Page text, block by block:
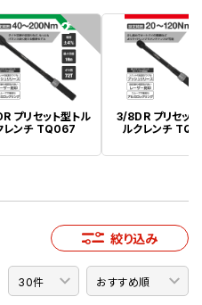
2
プリセット型トル
レンチ TQ067
3/8DR プリセット
ルクレンチ
絞り込み